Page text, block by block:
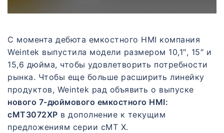
С момента дебюта емкостного HMI компания
Weintek выпустила модели размером 10,1″, 15″ и
15,6 дюйма, чтобы удовлетворить потребности
рынка. Чтобы еще больше расширить линейку
продуктов, Weintek рад объявить о выпуске
нового 7-дюймового емкостного HMI:
cMT3072XP в дополнение к текущим
предложениям серии cMT X.